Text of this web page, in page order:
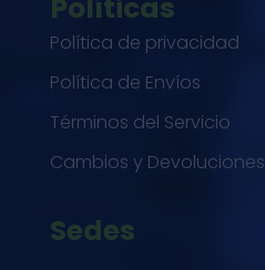
Políticas
Política de privacidad
Política de Envíos
Términos del Servicio
Cambios y Devoluciones
Sedes